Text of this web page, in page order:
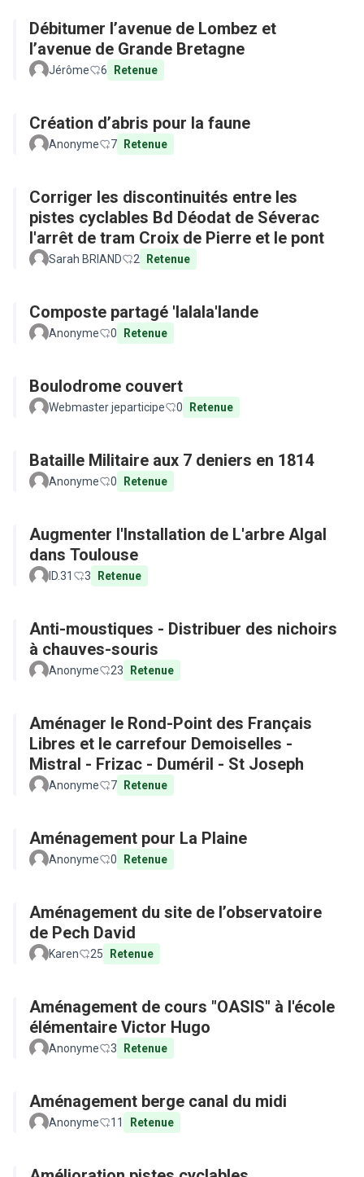
Débitumer l’avenue de Lombez et
l’avenue de Grande Bretagne
Jérôme 6 Retenue
Création d’abris pour la faune
Anonyme 7 Retenue
Corriger les discontinuités entre les
pistes cyclables Bd Déodat de Séverac
l'arrêt de tram Croix de Pierre et le pont
Sarah BRIAND 2 Retenue
Composte partagé 'lalala'lande
Anonyme 0 Retenue
Boulodrome couvert
Webmaster jeparticipe 0 Retenue
Bataille Militaire aux 7 deniers en 1814
Anonyme 0 Retenue
Augmenter l'Installation de L'arbre Algal
dans Toulouse
ID.31 3 Retenue
Anti-moustiques - Distribuer des nichoirs
à chauves-souris
Anonyme 23 Retenue
Aménager le Rond-Point des Français
Libres et le carrefour Demoiselles -
Mistral - Frizac - Duméril - St Joseph
Anonyme 7 Retenue
Aménagement pour La Plaine
Anonyme 0 Retenue
Aménagement du site de l’observatoire
de Pech David
Karen 25 Retenue
Aménagement de cours "OASIS" à l'école
élémentaire Victor Hugo
Anonyme 3 Retenue
Aménagement berge canal du midi
Anonyme 11 Retenue